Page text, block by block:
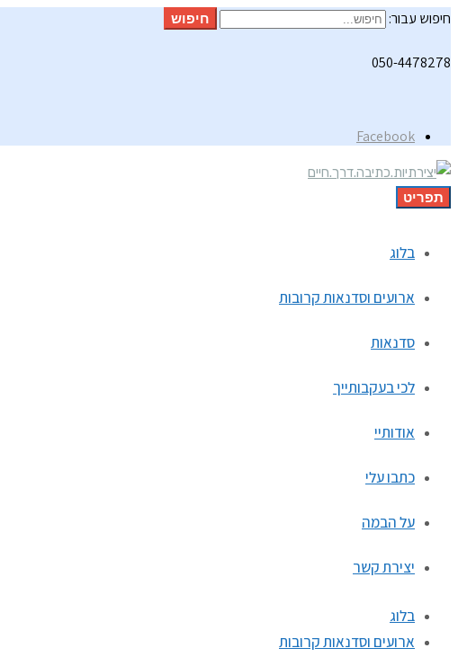
חיפוש עבור: חיפוש
050-4478278
Facebook
תפריט
בלוג
ארועים וסדנאות קרובות
סדנאות
לכי בעקבותייך
אודותיי
כתבו עלי
על הבמה
יצירת קשר
בלוג
ארועים וסדנאות קרובות